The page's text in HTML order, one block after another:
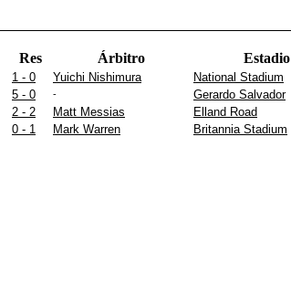
Res Árbitro Estadio
1 - 0 Yuichi Nishimura National Stadium
5 - 0 - Gerardo Salvador
2 - 2 Matt Messias Elland Road
0 - 1 Mark Warren Britannia Stadium